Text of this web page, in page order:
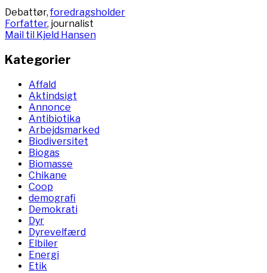
Debattør,foredragsholder
Forfatter, journalist
Mail til Kjeld Hansen
Kategorier
Affald
Aktindsigt
Annonce
Antibiotika
Arbejdsmarked
Biodiversitet
Biogas
Biomasse
Chikane
Coop
demografi
Demokrati
Dyr
Dyrevelfærd
Elbiler
Energi
Etik